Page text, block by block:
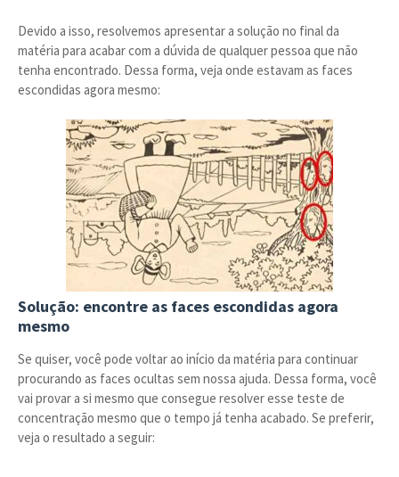
Devido a isso, resolvemos apresentar a solução no final da
matéria para acabar com a dúvida de qualquer pessoa que não
tenha encontrado. Dessa forma, veja onde estavam as faces
escondidas agora mesmo:
Solução: encontre as faces escondidas agora
mesmo
Se quiser, você pode voltar ao início da matéria para continuar
procurando as faces ocultas sem nossa ajuda. Dessa forma, você
vai provar a si mesmo que consegue resolver esse teste de
concentração mesmo que o tempo já tenha acabado. Se preferir,
veja o resultado a seguir: